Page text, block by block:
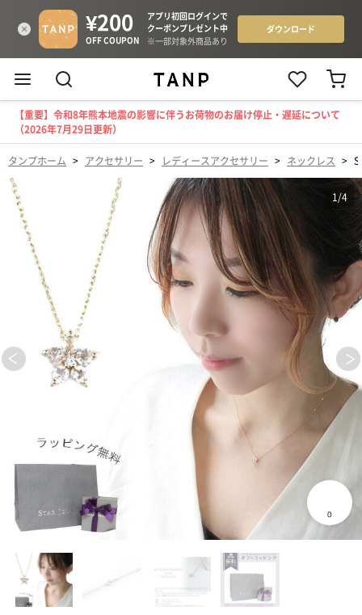
【重要】令和8年熊本地震の影響に伴うお荷物のお届け停止・遅延について
（2026年7月29日更新）
タンプホーム > アクセサリー > レディースアクセサリー > ネックレス >
1/4